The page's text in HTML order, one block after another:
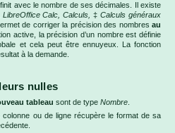
avec le nombre de ses décimales. Il existe
Calc, Calculs, ‡Calculs généraux
de corriger la précision des nombresau
active, la précision d’un nombre est définie
et cela peut être ennuyeux. La fonction
à la demande.
nulles
tableau sont de type Nombre
colonne ou de ligne récupère le format de sa